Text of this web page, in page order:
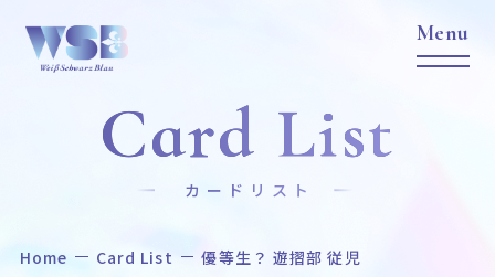
Home News
Card List
カードリスト
Home Card List 優等生？ 遊摺部 従児